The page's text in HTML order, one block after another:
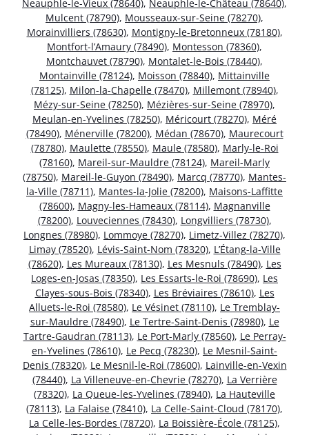
Neauphle-le-Vieux (78640), Neauphle-le-Château (78640),
Mulcent (78790), Mousseaux-sur-Seine (78270),
Morainvilliers (78630), Montigny-le-Bretonneux (78180),
Montfort-l’Amaury (78490), Montesson (78360),
Montchauvet (78790), Montalet-le-Bois (78440),
Montainville (78124), Moisson (78840), Mittainville
(78125), Milon-la-Chapelle (78470), Millemont (78940),
Mézy-sur-Seine (78250), Mézières-sur-Seine (78970),
Meulan-en-Yvelines (78250), Méricourt (78270), Méré
(78490), Ménerville (78200), Médan (78670), Maurecourt
(78780), Maulette (78550), Maule (78580), Marly-le-Roi
(78160), Mareil-sur-Mauldre (78124), Mareil-Marly
(78750), Mareil-le-Guyon (78490), Marcq (78770), Mantes-
la-Ville (78711), Mantes-la-Jolie (78200), Maisons-Laffitte
(78600), Magny-les-Hameaux (78114), Magnanville
(78200), Louveciennes (78430), Longvilliers (78730),
Longnes (78980), Lommoye (78270), Limetz-Villez (78270),
Limay (78520), Lévis-Saint-Nom (78320), L’Étang-la-Ville
(78620), Les Mureaux (78130), Les Mesnuls (78490), Les
Loges-en-Josas (78350), Les Essarts-le-Roi (78690), Les
Clayes-sous-Bois (78340), Les Bréviaires (78610), Les
Alluets-le-Roi (78580), Le Vésinet (78110), Le Tremblay-
sur-Mauldre (78490), Le Tertre-Saint-Denis (78980), Le
Tartre-Gaudran (78113), Le Port-Marly (78560), Le Perray-
en-Yvelines (78610), Le Pecq (78230), Le Mesnil-Saint-
Denis (78320), Le Mesnil-le-Roi (78600), Lainville-en-Vexin
(78440), La Villeneuve-en-Chevrie (78270), La Verrière
(78320), La Queue-les-Yvelines (78940), La Hauteville
(78113), La Falaise (78410), La Celle-Saint-Cloud (78170),
La Celle-les-Bordes (78720), La Boissière-École (78125),